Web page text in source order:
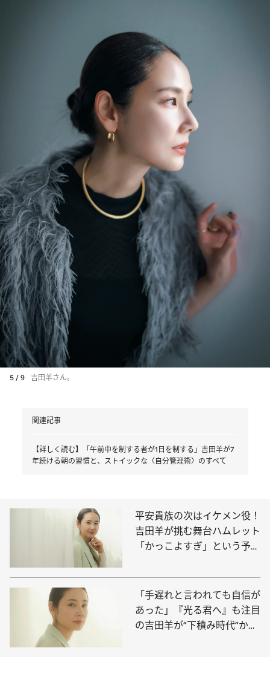
5 / 9 吉田羊さん。
関連記事
【詳しく読む】「午前中を制する者が1日を制する」吉田羊が7
年続ける朝の習慣と、ストイックな〈自分管理術〉のすべて
平安貴族の次はイケメン役！
吉田羊が挑む舞台ハムレット
「かっこよすぎ」という予想
「手遅れと言われても自信が
あった」『光る君へ』も注目
の吉田羊が“下積み時代“から